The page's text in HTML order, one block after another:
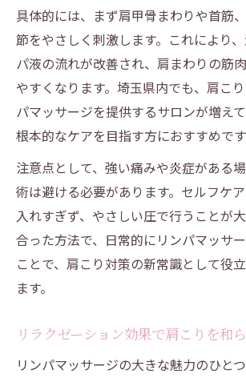
具体的には、まず肩甲骨まわりや首筋
節をやさしく刺激します。これにより
パ液の流れが改善され、肩まわりの筋
やすくなります。埼玉県内でも、肩こ
パマッサージを提供するサロンが増え
根本的なケアを目指す方におすすめです
注意点として、強い痛みや炎症がある
術は避ける必要があります。セルフケ
入れすぎず、やさしい圧で行うことが
合った方法で、日常的にリンパマッサ
ことで、肩こり対策の新常識として役
ます。
リラクゼーション効果で肩こりを和
リンパマッサージの大きな魅力のひと